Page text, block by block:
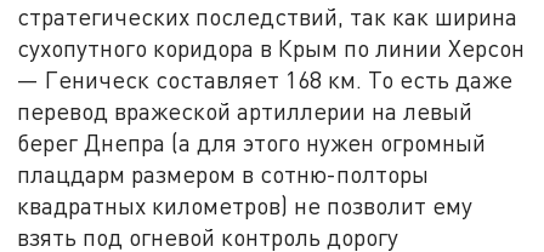
стратегических последствий, так как ширина
сухопутного коридора в Крым по линии Херсон
— Геническ составляет 168 км. То есть даже
перевод вражеской артиллерии на левый
берег Днепра (а для этого нужен огромный
плацдарм размером в сотню-полторы
квадратных километров) не позволит ему
взять под огневой контроль дорогу